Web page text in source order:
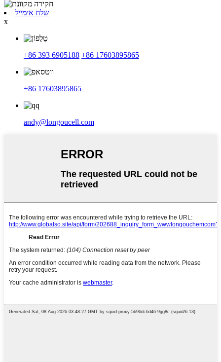
שלח אימייל
x
+86 393 6905188 +86 17603895865
+86 17603895865
andy@longoucell.com